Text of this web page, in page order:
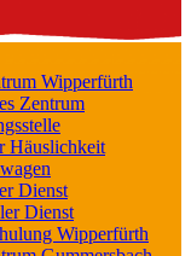
Wipperfürth
Zentrum
Häuslichkeit
Dienst
Dienst
Wipperfürth